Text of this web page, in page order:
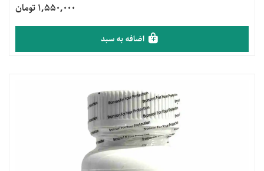
1,550,000 تومان
اضافه به سبد